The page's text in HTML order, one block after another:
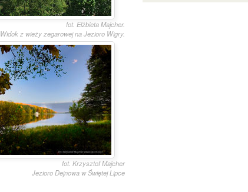
fot. Elżbieta Majcher.
Widok z wieży zegarowej na Jezioro Wigry.
fot. Krzysztof Majcher
Jezioro Dejnowa w Świętej Lipce